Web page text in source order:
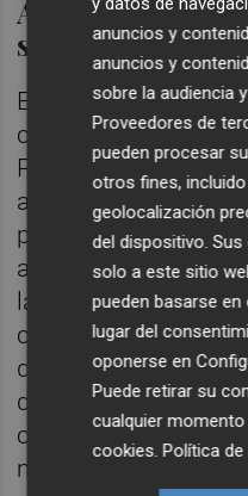
Ampliación de
subestación
Entre las
cabo en la ZAC -que
Plan Especial del
además del
pavimentación de
actuaciones
la ampliación de la
con un montante de
de la depuradora -1
depósito de agua -
consiguiente red de
millones-.
anuncios y
anuncios y
sobre la audiencia
Proveedores de
pueden procesar
otros fines,
geolocalización
del dispositivo.
solo a este sitio
pueden basarse
lugar del
oponerse en
Puede retirar su
cualquier
cookies.Política de